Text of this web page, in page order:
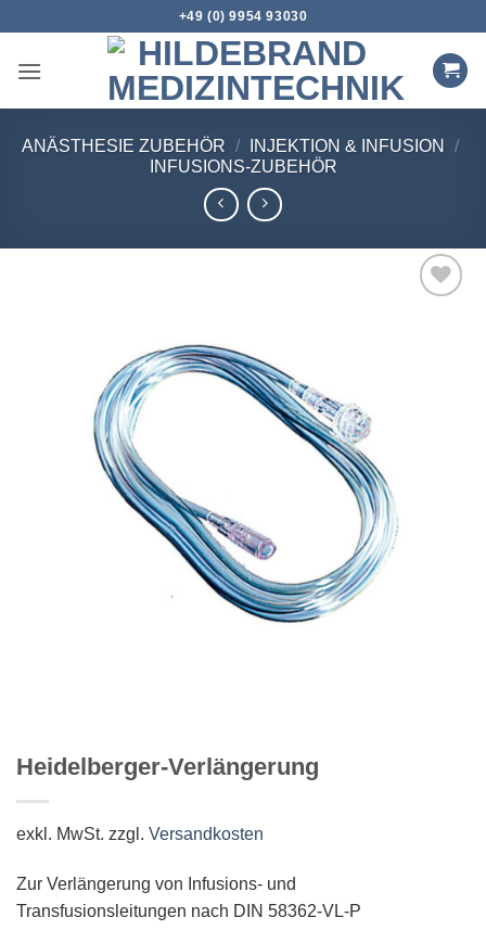
springen
+49 (0) 9954 93030
ANÄSTHESIE ZUBEHÖR / INJEKTION & INFUSION
/
INFUSIONS-ZUBEHÖR
Heidelberger-Verlängerung
exkl. MwSt. zzgl. Versandkosten
Zur Verlängerung von Infusions- und
Transfusionsleitungen nach DIN 58362-VL-P